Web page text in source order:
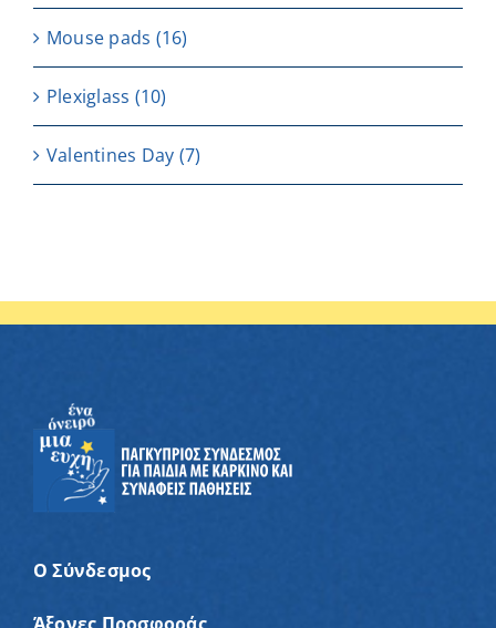
Μouse pads (16)
Plexiglass (10)
Valentines Day (7)
Ο Σύνδεσμος